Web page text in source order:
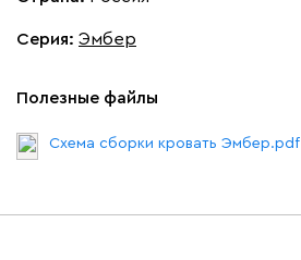
Серия: Эмбер
Полезные файлы
Схема сборки кровать Эмбер.pdf